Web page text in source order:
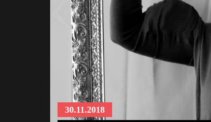
30.11.2018